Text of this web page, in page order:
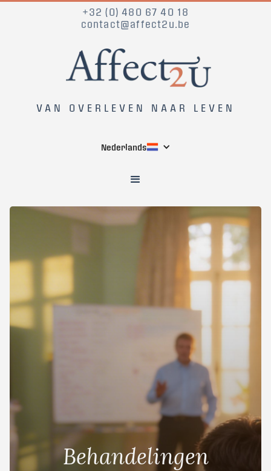
+32 (0) 480 67 40 18
contact@affect2u.be
VAN OVERLEVEN NAAR LEVEN
Nederlands
Behandelingen